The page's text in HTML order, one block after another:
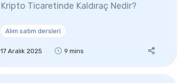
Kripto Ticaretinde Kaldıraç Nedir?
Alım satım dersleri
17 Aralık 2025 9 mins